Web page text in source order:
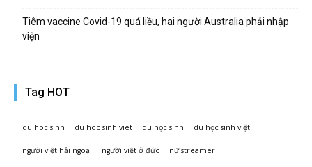
Tiêm vaccine Covid-19 quá liều, hai người Australia phải nhập
viện
Tag HOT
du hoc sinh du hoc sinh viet du học sinh du học sinh việt
người việt hải ngoại người việt ở đức nữ streamer